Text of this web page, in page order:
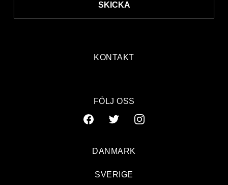
KONTAKT
SKICKA
FÖLJ OSS
DANMARK
SVERIGE